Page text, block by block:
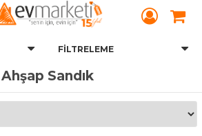
FILTRELEME
Ahşap Sandık